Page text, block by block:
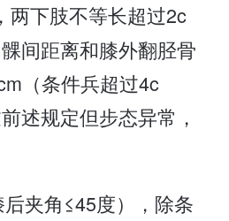
两下肢不等长超过2c
间距离和膝外翻胫骨
（条件兵超过4c
述规定但步态异常，
夹角≤45度），除条